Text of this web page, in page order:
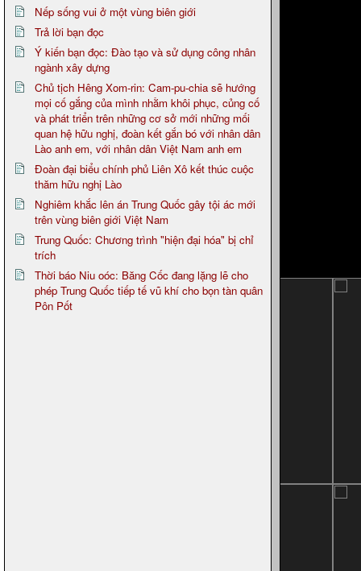
Nếp sống vui ở một vùng biên giới
Trả lời bạn đọc
Ý kiến bạn đọc: Đào tạo và sử dụng công nhân
ngành xây dựng
Chủ tịch Hêng Xom-rin: Cam-pu-chia sẽ hướng
mọi cố gắng của mình nhằm khôi phục, củng cố
và phát triển trên những cơ sở mới những mối
quan hệ hữu nghị, đoàn kết gắn bó với nhân dân
Lào anh em, với nhân dân Việt Nam anh em
Đoàn đại biểu chính phủ Liên Xô kết thúc cuộc
thăm hữu nghị Lào
Nghiêm khắc lên án Trung Quốc gây tội ác mới
trên vùng biên giới Việt Nam
Trung Quốc: Chương trình "hiện đại hóa" bị chỉ
trích
Thời báo Niu oóc: Băng Cốc đang lặng lẽ cho
phép Trung Quốc tiếp tế vũ khí cho bọn tàn quân
Pôn Pốt